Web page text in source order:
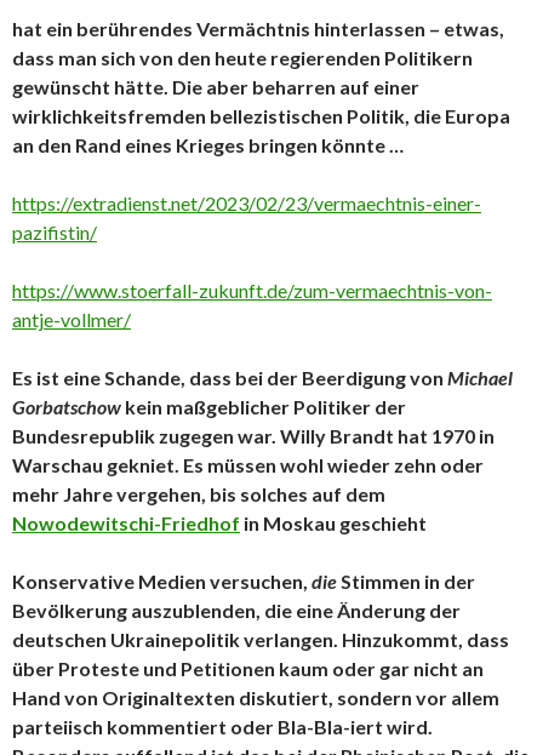
hat ein berührendes Vermächtnis hinterlassen – etwas,
dass man sich von den heute regierenden Politikern
gewünscht hätte. Die aber beharren auf einer
wirklichkeitsfremden bellezistischen Politik, die Europa
an den Rand eines Krieges bringen könnte …
https://extradienst.net/2023/02/23/vermaechtnis-einer-
pazifistin/
https://www.stoerfall-zukunft.de/zum-vermaechtnis-von-
antje-vollmer/
Es ist eine Schande, dass bei der Beerdigung von Michael
Gorbatschow kein maßgeblicher Politiker der
Bundesrepublik zugegen war. Willy Brandt hat 1970 in
Warschau gekniet. Es müssen wohl wieder zehn oder
mehr Jahre vergehen, bis solches auf dem
Nowodewitschi-Friedhof in Moskau geschieht
Konservative Medien versuchen, dieStimmen in der
Bevölkerung auszublenden, die eine Änderung der
deutschen Ukrainepolitik verlangen. Hinzukommt, dass
über Proteste und Petitionen kaum oder gar nicht an
Hand von Originaltexten diskutiert, sondern vor allem
parteiisch kommentiert oder Bla-Bla-iert wird.